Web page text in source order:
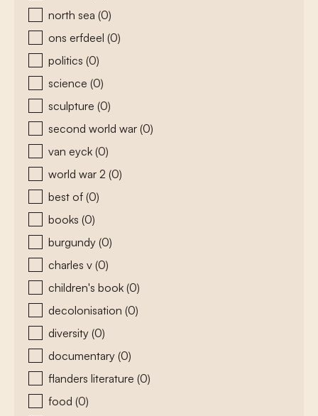
north sea (0)
ons erfdeel (0)
politics (0)
science (0)
sculpture (0)
second world war (0)
van eyck (0)
world war 2 (0)
best of (0)
books (0)
burgundy (0)
charles v (0)
children's book (0)
decolonisation (0)
diversity (0)
documentary (0)
flanders literature (0)
food (0)